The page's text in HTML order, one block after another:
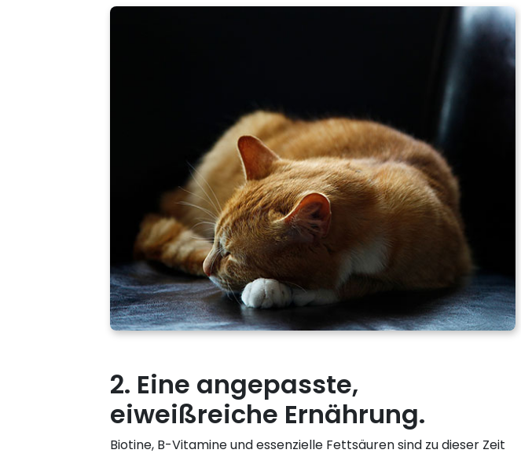
2. Eine angepasste,
eiweißreiche Ernährung.
Biotine, B-Vitamine und essenzielle Fettsäuren sind zu dieser Zeit